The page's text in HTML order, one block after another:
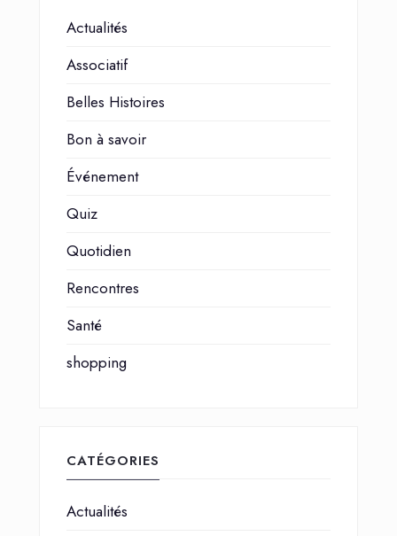
Actualités
Associatif
Belles Histoires
Bon à savoir
Événement
Quiz
Quotidien
Rencontres
Santé
shopping
CATÉGORIES
Actualités